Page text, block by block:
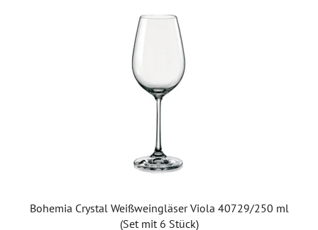
Bohemia Crystal Weißweingläser Viola 40729/250 ml
(Set mit 6 Stück)